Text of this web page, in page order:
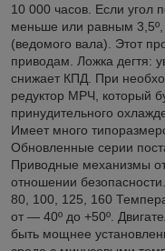
10 000 часов. Если угол
меньше или равным 3,5º,
(ведомого вала). Этот
приводам. Ложка дегтя:
снижает КПД. При
редуктор МРЧ, который
принудительного
Имеет много
Обновленные серии
Приводные механизмы
отношении
80, 100, 125, 160
от — 40º до +50º.
быть мощнее